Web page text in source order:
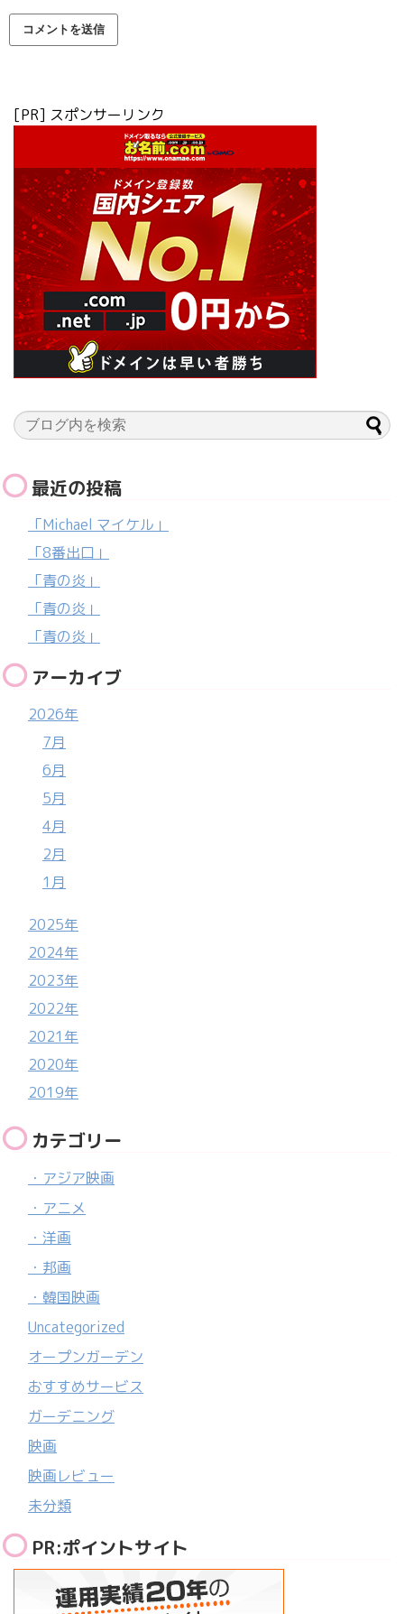
[PR] スポンサーリンク
最近の投稿
「Michael マイケル」
「8番出口」
「青の炎」
「青の炎」
「青の炎」
アーカイブ
2026年
7月
6月
5月
4月
2月
1月
2025年
2024年
2023年
2022年
2021年
2020年
2019年
カテゴリー
・アジア映画
・アニメ
・洋画
・邦画
・韓国映画
Uncategorized
オープンガーデン
おすすめサービス
ガーデニング
映画
映画レビュー
未分類
PR:ポイントサイト